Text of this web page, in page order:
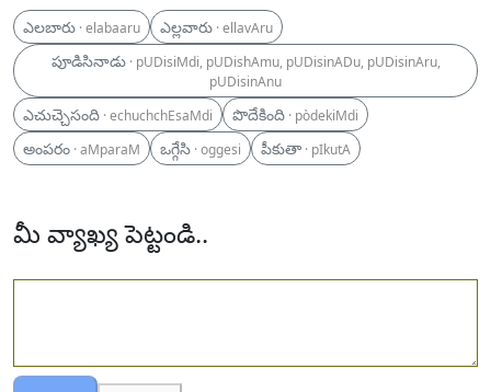
ఎలబారు · elabaaru ఎల్లవారు · ellavAru
పూడిసినాడు· pUDisiMdi, pUDishAmu, pUDisinADu, pUDisinAru,
pUDisinAnu
ఎచుచ్చెసంది · echuchchEsaMdi పొదేకింది · pòdekiMdi
అంపరం · aMparaM ఒగ్గేసి · oggesi పీకుతా · pIkutA
మీ వ్యాఖ్య పెట్టండి..